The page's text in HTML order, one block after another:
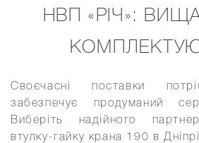
НВП «РІЧ»:
Своєчасні поставки
забезпечує продуманий
Виберіть надійного
втулку-гайку крана 190 в